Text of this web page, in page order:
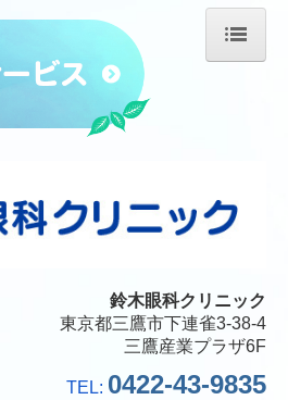
鈴木眼科クリニック
東京都三鷹市下連雀3-38-4
三鷹産業プラザ6F
TEL: 0422-43-9835